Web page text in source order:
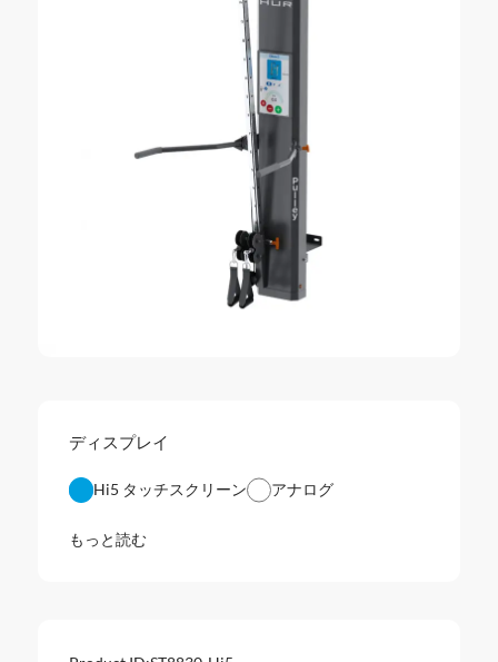
ディスプレイ
Hi5 タッチスクリーン アナログ
もっと読む